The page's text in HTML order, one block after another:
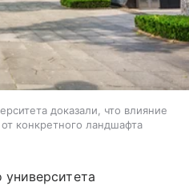
доказали, что влияние
конкретного ландшафта